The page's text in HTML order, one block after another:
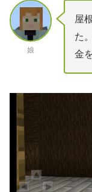
娘
屋
た
金